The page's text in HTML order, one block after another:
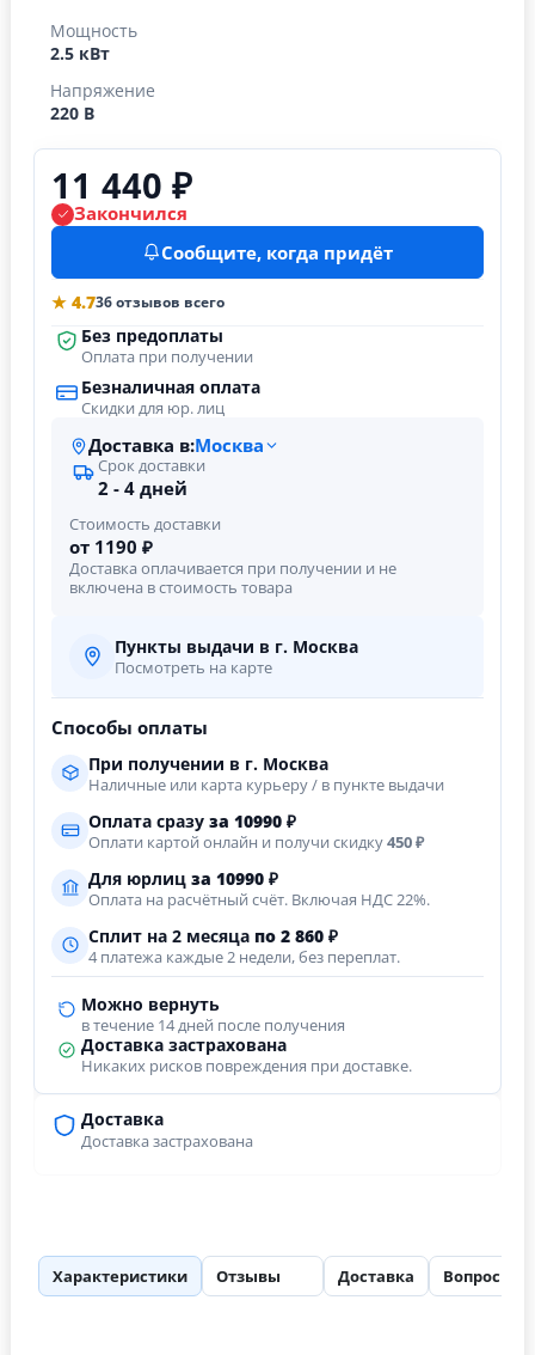
Мощность
2.5 кВт
Напряжение
220 В
Доставка
Доставка застрахована
11 440 ₽
Закончился
Сообщите, когда придёт
★ 4.736 отзывов всего
Без предоплаты
Оплата при получении
Безналичная оплата
Скидки для юр. лиц
Доставка в:Москва
Срок доставки
2 - 4 дней
Стоимость доставки
от 1190 ₽
Доставка оплачивается при получении и не
включена в стоимость товара
Пункты выдачи в г. Москва
Посмотреть на карте
Способы оплаты
При получении в г. Москва
Наличные или карта курьеру / в пункте выдачи
Оплата сразу за 10990 ₽
Оплати картой онлайн и получи скидку450 ₽
Для юрлиц за 10990 ₽
Оплата на расчётный счёт. Включая НДС 22%.
Сплит на 2 месяца по 2 860 ₽
4 платежа каждые 2 недели, без переплат.
Можно вернуть
в течение 14 дней после получения
Доставка застрахована
Никаких рисков повреждения при доставке.
Характеристики Отзывы Доставка Вопросы